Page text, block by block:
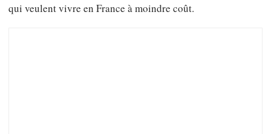
qui veulent vivre en France à moindre coût.